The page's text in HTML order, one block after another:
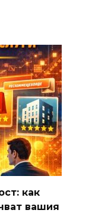
как
вашия